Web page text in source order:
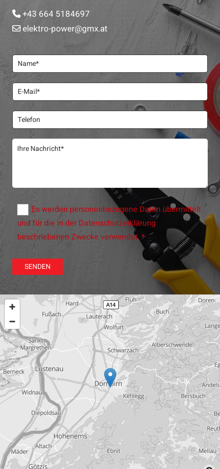
 +43 664 5184697
 elektro-power@gmx.at
Es werden personenbezogene Daten übermittelt
und für die in der Datenschutzerklärung
beschriebenen Zwecke verwendet. *